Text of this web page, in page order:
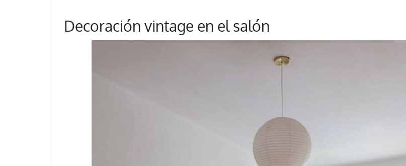
Decoración vintage en el salón